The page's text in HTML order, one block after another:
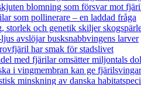
blomning som försvar mot
som pollinerare – en laddad fråga
storlek och genetik skiljer
avslöjar busksnabbvingens larver
har smak för stadslivet
med fjärilar omsätter miljontals
i vingmembran kan ge
minskning av danska